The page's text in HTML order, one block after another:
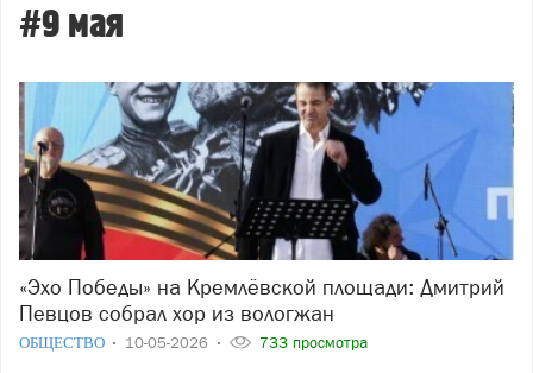
#9 мая
«Эхо Победы» на Кремлёвской площади: Дмитрий
Певцов собрал хор из вологжан
ОБЩЕСТВО 10-05-2026 733 просмотра